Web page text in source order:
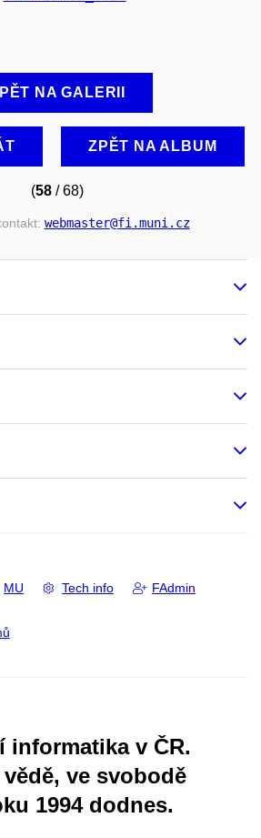
NA GALERII
ZPĚT NA ALBUM
(58 / 68)
webmaster@fi.muni.cz
MU Tech info FAdmin
informatika v ČR.
ve svobodě
1994 dodnes.